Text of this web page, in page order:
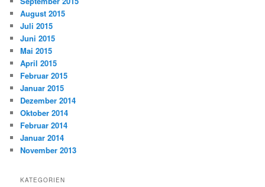
August 2015
Juli 2015
Juni 2015
Mai 2015
April 2015
Februar 2015
Januar 2015
Dezember 2014
Oktober 2014
Februar 2014
Januar 2014
November 2013
KATEGORIEN